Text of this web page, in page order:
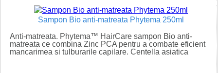
Sampon Bio anti-matreata Phytema 250ml
Anti-matreata. Phytema™ HairCare sampon Bio anti-
matreata ce combina Zinc PCA pentru a combate eficient
mancarimea si tulburarile capilare. Centella asiatica